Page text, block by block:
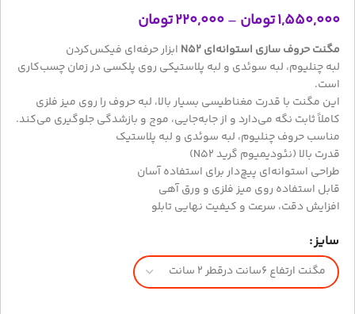
۱,۵۵۰,۰۰۰تومان –۲۲۰,۰۰۰تومان
مگنت حروف سازی استوانه‌ای N52
ابزار حرفه‌ای فیکس‌کردن
لبه چنلیوم، لبه سوئدی و لبه پلاستیکی روی پلکسی در زمان چسب‌کاری
است.
این مگنت با قدرت مغناطیسی بسیار بالا، لبه حروف را روی میز فلزی
کاملاً ثابت نگه می‌دارد و از جابه‌جایی، موج و بازشدگی جلوگیری می‌کند.
مناسب حروف چنلیوم، لبه سوئدی و لبه پلاستیک
قدرت بالا (نئودیمیوم گرید N52)
طراحی استوانه‌ای پیچ‌دار برای استفاده آسان
قابل استفاده روی میز فلزی و ورق آهی
افزایش دقت، سرعت و کیفیت نهایی تابلو
سایز